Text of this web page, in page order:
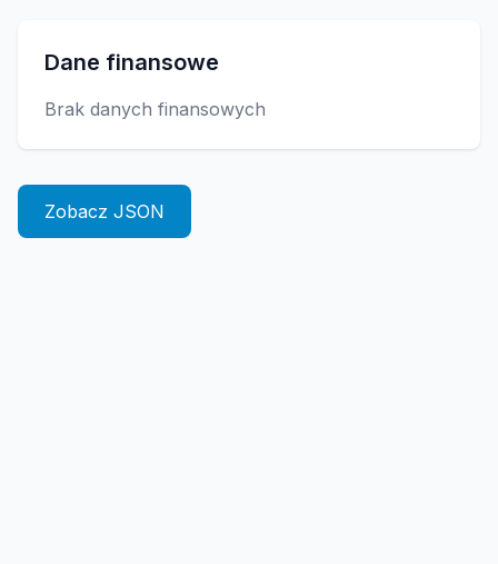
Dane finansowe
Brak danych finansowych
Zobacz JSON